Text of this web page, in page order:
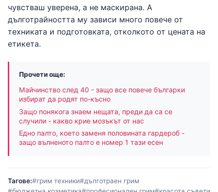
чувстваш уверена, а не маскирана. А
дълготрайността му зависи много повече от
техниката и подготовката, отколкото от цената на
етикета.
Прочети още:
Майчинство след 40 - защо все повече българки
избират да родят по-късно
Защо понякога знаем нещата, преди да са се
случили - какво крие мозъкът от нас
Едно палто, което заменя половината гардероб -
защо вълненото палто е номер 1 тази есен
Тагове:#грим техники#дълготраен грим